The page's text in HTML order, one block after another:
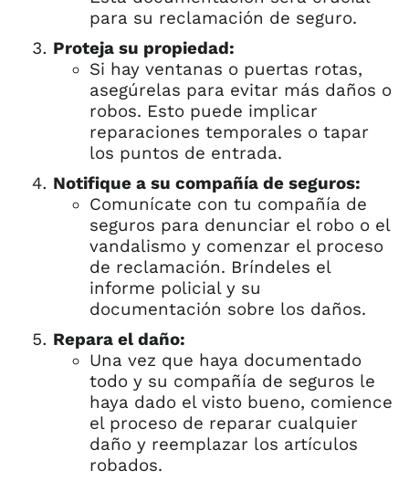
para su reclamación de seguro.
Proteja su propiedad:
Si hay ventanas o puertas rotas,
asegúrelas para evitar más daños o
robos. Esto puede implicar
reparaciones temporales o tapar
los puntos de entrada.
Notifique a su compañía de seguros:
Comunícate con tu compañía de
seguros para denunciar el robo o el
vandalismo y comenzar el proceso
de reclamación. Bríndeles el
informe policial y su
documentación sobre los daños.
Repara el daño:
Una vez que haya documentado
todo y su compañía de seguros le
haya dado el visto bueno, comience
el proceso de reparar cualquier
daño y reemplazar los artículos
robados.